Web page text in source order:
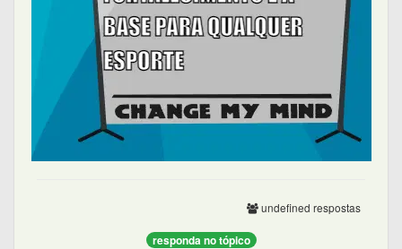
undefined respostas
responda no tópico